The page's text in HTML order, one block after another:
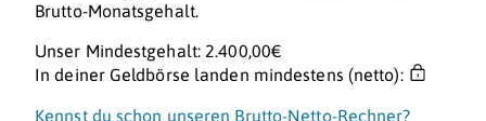
Brutto-Monatsgehalt.
Unser Mindestgehalt: 2.400,00€
In deiner Geldbörse landen mindestens (netto):
Kennst du schon unseren Brutto-Netto-Rechner?